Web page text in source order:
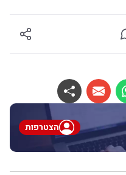
הצטרפות